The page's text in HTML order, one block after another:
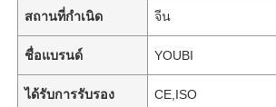
สถานที่กำเนิด จีน
ชื่อแบรนด์ YOUBI
ได้รับการรับรอง CE,ISO